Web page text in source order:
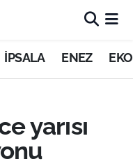
İPSALA ENEZ
yarısı